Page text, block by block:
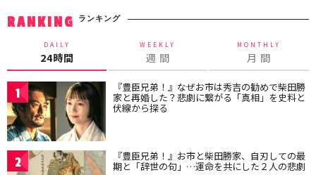
RANKING ランキング
DAILY
24時間
WEEKLY
週 間
MONTHLY
月 間
1 『豊臣兄弟！』なぜお市は秀吉の勧めで柴田勝
家と再婚した？悲劇に繋がる「真相」を史料と
伏線から探る
2 『豊臣兄弟！』お市と柴田勝家、自刃しての最
期と「辞世の句」…運命を共にした２人の悲劇